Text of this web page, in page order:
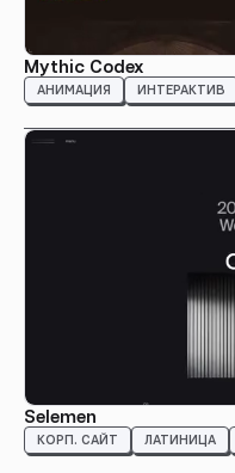
Mythic Codex
АНИМАЦИЯ ИНТЕРАКТИВ
Selemen
КОРП. САЙТ ЛАТИНИЦА